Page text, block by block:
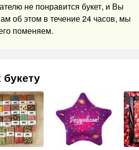
не понравится букет, и Вы
об этом в течение 24 часов, мы
поменяем.